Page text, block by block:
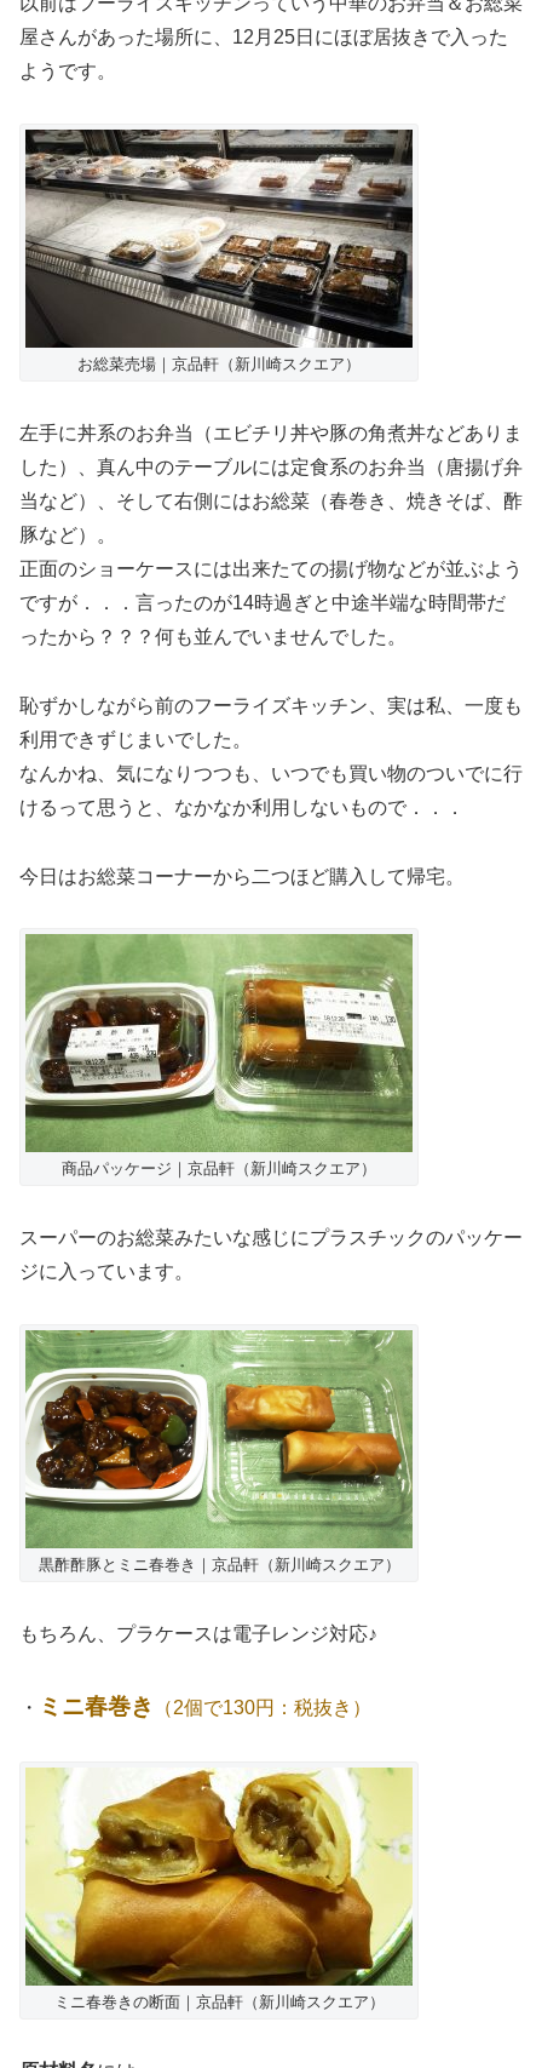
屋さんがあった場所に、12月25日にほぼ居抜きで入った
ようです。
お総菜売場｜京品軒（新川崎スクエア）
左手に丼系のお弁当（エビチリ丼や豚の角煮丼などありま
した）、真ん中のテーブルには定食系のお弁当（唐揚げ弁
当など）、そして右側にはお総菜（春巻き、焼きそば、酢
豚など）。
正面のショーケースには出来たての揚げ物などが並ぶよう
ですが．．．言ったのが14時過ぎと中途半端な時間帯だ
ったから？？？何も並んでいませんでした。
恥ずかしながら前のフーライズキッチン、実は私、一度も
利用できずじまいでした。
なんかね、気になりつつも、いつでも買い物のついでに行
けるって思うと、なかなか利用しないもので．．．
今日はお総菜コーナーから二つほど購入して帰宅。
商品パッケージ｜京品軒（新川崎スクエア）
スーパーのお総菜みたいな感じにプラスチックのパッケー
ジに入っています。
黒酢酢豚とミニ春巻き｜京品軒（新川崎スクエア）
もちろん、プラケースは電子レンジ対応♪
・ ミニ春巻き （2個で130円：税抜き）
ミニ春巻きの断面｜京品軒（新川崎スクエア）